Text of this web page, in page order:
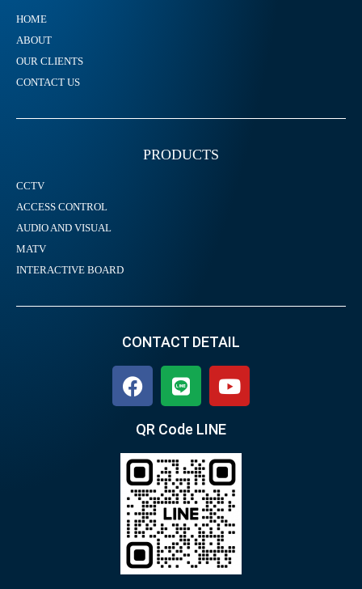
HOME
ABOUT
OUR CLIENTS
CONTACT US
PRODUCTS
CCTV
ACCESS CONTROL
AUDIO AND VISUAL
MATV
INTERACTIVE BOARD
CONTACT DETAIL
QR Code LINE